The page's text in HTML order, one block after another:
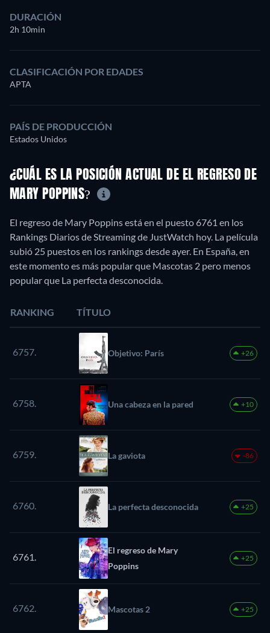
DURACIÓN
2h 10min
CLASIFICACIÓN POR EDADES
APTA
PAÍS DE PRODUCCIÓN
Estados Unidos
¿CUÁL ES LA POSICIÓN ACTUAL DE EL REGRESO DE
MARY POPPINS?
El regreso de Mary Poppins está en el puesto 6761 en los
Rankings Diarios de Streaming de JustWatch hoy. La película
subió 25 puestos en los rankings desde ayer. En España, en
este momento es más popular que Mascotas 2 pero menos
popular que La perfecta desconocida.
RANKING TÍTULO
6757. Objetivo: París +26
6758. Una cabeza en la pared +10
6759. La gaviota -86
6760. La perfecta desconocida +25
6761.
El regreso de Mary
Poppins
+25
6762. Mascotas 2 +25